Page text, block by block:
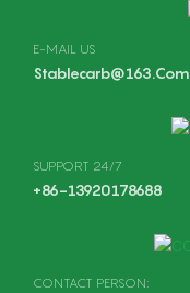
E-MAIL US
Stablecarb@163.com
SUPPORT 24/7
+86-13920178688
CONTACT PERSON: